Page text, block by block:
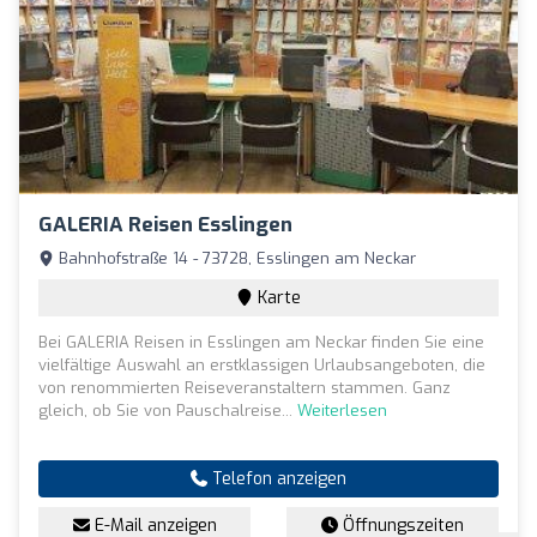
GALERIA Reisen Esslingen
Bahnhofstraße 14 - 73728, Esslingen am Neckar
Karte
Bei GALERIA Reisen in Esslingen am Neckar finden Sie eine
vielfältige Auswahl an erstklassigen Urlaubsangeboten, die
von renommierten Reiseveranstaltern stammen. Ganz
gleich, ob Sie von Pauschalreise... Weiterlesen
Telefon anzeigen
E-Mail anzeigen Öffnungszeiten